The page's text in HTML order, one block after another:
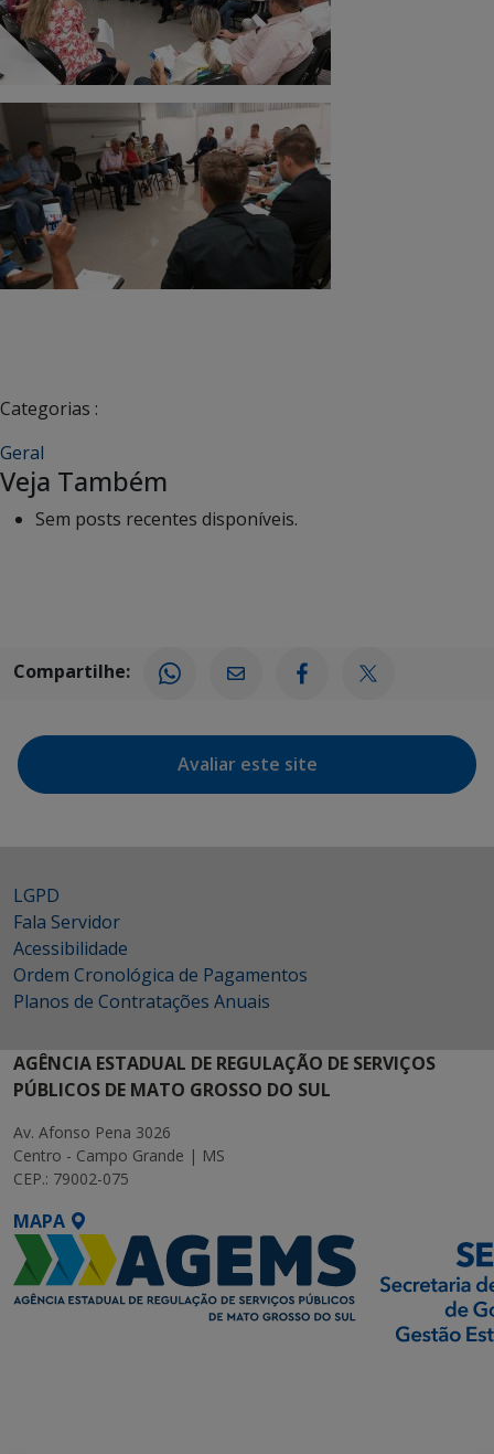
Categorias :
Geral
Veja Também
Sem posts recentes disponíveis.
Compartilhe:
Avaliar este site
LGPD
Fala Servidor
Acessibilidade
Ordem Cronológica de Pagamentos
Planos de Contratações Anuais
AGÊNCIA ESTADUAL DE REGULAÇÃO DE SERVIÇOS
PÚBLICOS DE MATO GROSSO DO SUL
Av. Afonso Pena 3026
Centro - Campo Grande | MS
CEP.: 79002-075
MAPA